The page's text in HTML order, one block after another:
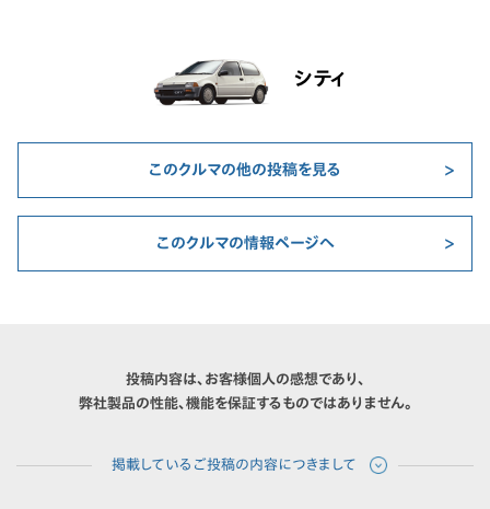
シティ
このクルマの他の投稿を見る
このクルマの情報ページへ
投稿内容は、お客様個人の感想であり、
弊社製品の性能、機能を保証するものではありません。